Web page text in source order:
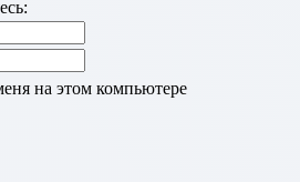
на этом компьютере